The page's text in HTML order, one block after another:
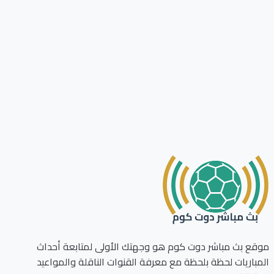
بث مباشر دوت كوم هو وجهتك الأولى لمتابعة أحداث
لحظة بلحظة مع معرفة القنوات الناقلة والمواعيد